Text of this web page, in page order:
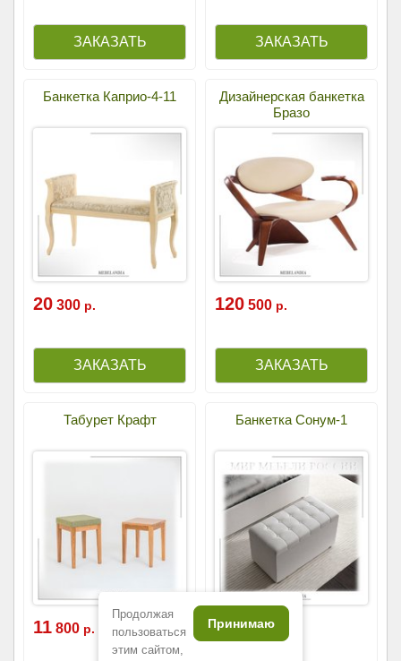
Банкетка Каприо-4-11
20 300 р.
Дизайнерская банкетка
Бразо
120 500 р.
Табурет Крафт
11 800 р.
Банкетка Сонум-1
12 000р.
Продолжая
пользоваться
этим сайтом,
Принимаю